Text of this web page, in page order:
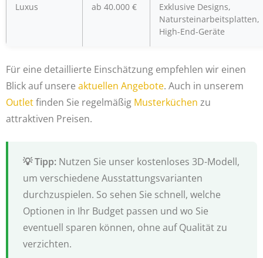
Luxus ab 40.000 €
Exklusive Designs,
Natursteinarbeitsplatten,
High-End-Geräte
Für eine detaillierte Einschätzung empfehlen wir einen
Blick auf unsere aktuellen Angebote. Auch in unserem
Outletfinden Sie regelmäßig Musterküchen zu
attraktiven Preisen.
Nutzen Sie unser kostenloses 3D-Modell,
um verschiedene Ausstattungsvarianten
durchzuspielen. So sehen Sie schnell, welche
Optionen in Ihr Budget passen und wo Sie
eventuell sparen können, ohne auf Qualität zu
verzichten.